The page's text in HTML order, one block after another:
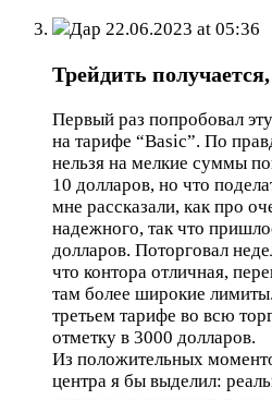
Дар 22.06.2023 at 05:36
Трейдить
Первый раз попробовал
на тарифе “Basic”. По
нельзя на мелкие суммы
10 долларов, но что
мне рассказали, как про
надежного, так что
долларов. Поторговал
что контора отличная,
там более широкие
третьем тарифе во всю
отметку в 3000 долларов.
Из положительных
центра я бы выделил: